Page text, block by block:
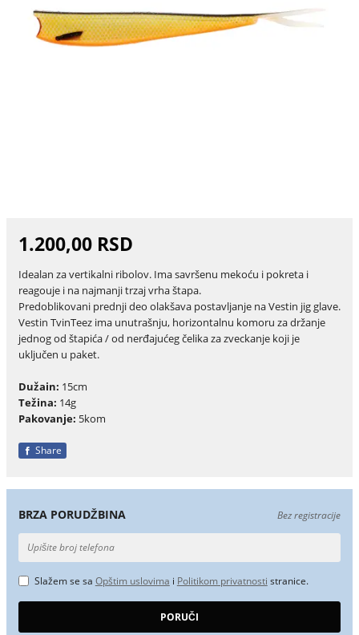
1.200,00 RSD
Idealan za vertikalni ribolov. Ima savršenu mekoću i pokreta i
reagouje i na najmanji trzaj vrha štapa.
Predoblikovani prednji deo olakšava postavljanje na Vestin jig glave.
Vestin TvinTeez ima unutrašnju, horizontalnu komoru za držanje
jednog od štapića / od nerđajućeg čelika za zveckanje koji je
uključen u paket.
Dužain: 15cm
Težina: 14g
Pakovanje: 5kom
Share
BRZA PORUDŽBINA Bez registracije
Slažem se sa Opštim uslovima i Politikom privatnosti stranice.